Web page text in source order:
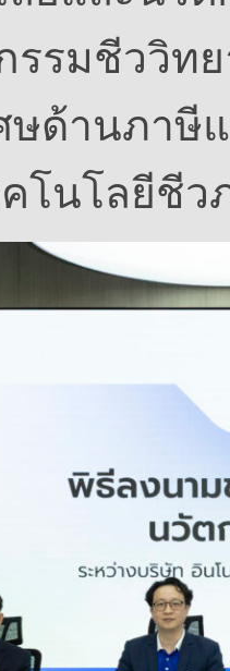
รรมชีววิท
ษด้านภาษี
โนโลยีชีว